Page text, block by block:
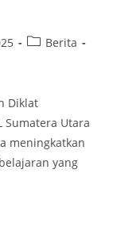
PostBerita
Diklat
Sumatera Utara
meningkatkan
yang